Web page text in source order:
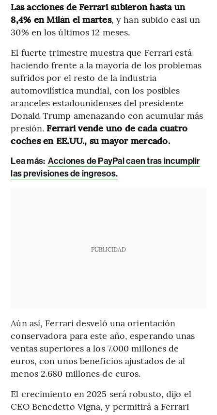
Las acciones de Ferrari subieron hasta un
8,4% en Milán el martes, y han subido casi un
30% en los últimos 12 meses.
El fuerte trimestre muestra que Ferrari está
haciendo frente a la mayoría de los problemas
sufridos por el resto de la industria
automovilística mundial, con los posibles
aranceles estadounidenses del presidente
Donald Trump amenazando con acumular más
presión. Ferrari vende uno de cada cuatro
coches en EE.UU., su mayor mercado.
Lea más: Acciones de PayPal caen tras incumplir
las previsiones de ingresos.
PUBLICIDAD
Aún así, Ferrari desveló una orientación
conservadora para este año, esperando unas
ventas superiores a los 7.000 millones de
euros, con unos beneficios ajustados de al
menos 2.680 millones de euros.
El crecimiento en 2025 será robusto, dijo el
CEO Benedetto Vigna, y permitirá a Ferrari